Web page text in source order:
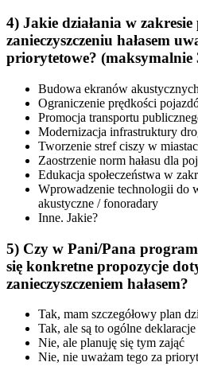
4) Jakie działania w zakresie
zanieczyszczeniu hałasem
priorytetowe? (maksymalnie
Budowa ekranów akustycznych
Ograniczenie prędkości
Promocja transportu
Modernizacja infrastruktury
Tworzenie stref ciszy w
Zaostrzenie norm hałasu dla
Edukacja społeczeństwa w
Wprowadzenie technologii do
akustyczne / fonoradary
Inne. Jakie?
5) Czy w Pani/Pana
się konkretne propozycje
zanieczyszczeniem hałasem?
Tak, mam szczegółowy plan
Tak, ale są to ogólne deklaracje
Nie, ale planuję się tym zająć
Nie, nie uważam tego za